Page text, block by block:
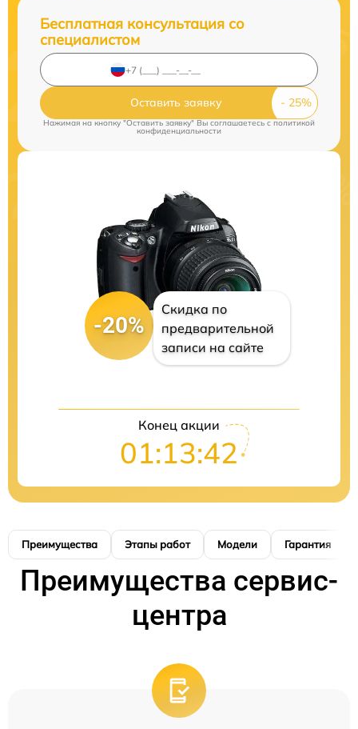
Бесплатная консультация со
специалистом
Оставить заявку
Нажимая на кнопку "Оставить заявку" Вы соглашаетесь cполитикой
конфиденциальности
-20%
Скидка по
предварительной
записи на сайте
Конец акции
01:13:41
Преимущества Этапы работ Модели Гарантия
Преимущества сервис-
центра